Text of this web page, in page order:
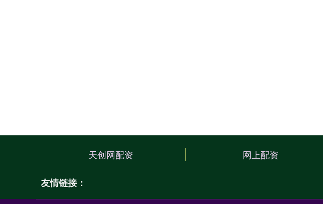
天创网配资 网上配资
友情链接：